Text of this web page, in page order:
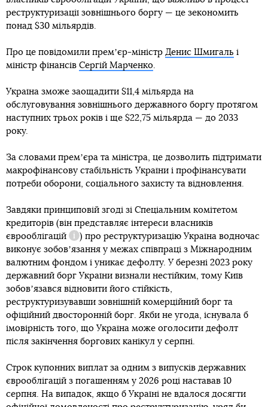
реструктуризації зовнішнього боргу — це зекономить
понад $30 мільярдів.
Про це повідомили премʼєр-міністр Денис Шмигаль і
міністр фінансів Сергій Марченко
Україна зможе заощадити $11,4 мільярда на
обслуговування зовнішнього державного боргу протягом
наступних трьох років і ще $22,75 мільярда — до 2033
року.
За словами премʼєра та міністра, це дозволить підтримати
макрофінансову стабільність України і профінансувати
потреби оборони, соціального захисту та відновлення.
Завдяки принциповій згоді зі Спеціальним комітетом
кредиторів (він представляє інтереси власників
єврооблігацій
Довідка
) про реструктуризацію Україна водночас
виконує зобовʼязання у межах співпраці з Міжнародним
валютним фондом і уникає дефолту. У березні 2023 року
державний борг України визнали нестійким, тому Київ
зобовʼязався відновити його стійкість,
реструктуризувавши зовнішній комерційний борг та
офіційний двосторонній борг. Якби не угода, існувала б
імовірність того, що Україна може оголосити дефолт
після закінчення боргових канікул у серпні.
Строк купонних виплат за одним з випусків державних
єврооблігацій з погашенням у 2026 році наставав 10
серпня. На випадок, якщо б Україні не вдалося досягти